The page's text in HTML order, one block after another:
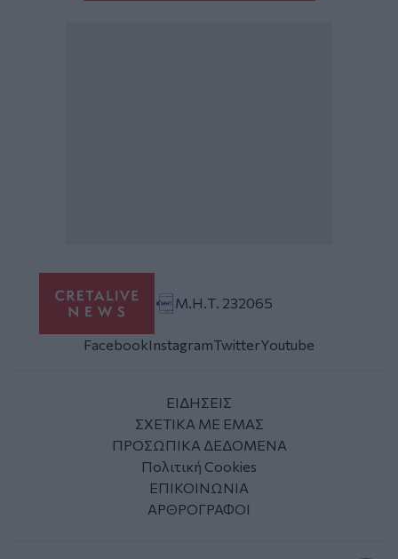
Μ.Η.Τ. 232065
FacebookInstagramTwitterYoutube
ΕΙΔΗΣΕΙΣ
ΣΧΕΤΙΚΑ ΜΕ ΕΜΑΣ
ΠΡΟΣΩΠΙΚΑ ΔΕΔΟΜΕΝΑ
Πολιτική Cookies
ΕΠΙΚΟΙΝΩΝΙΑ
ΑΡΘΡΟΓΡΑΦΟΙ